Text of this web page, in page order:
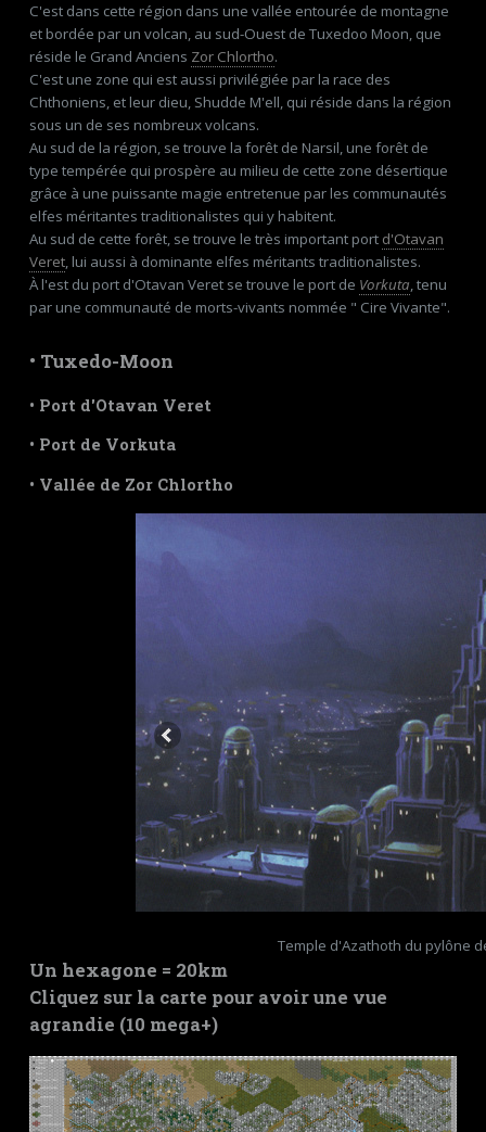
C'est dans cette région dans une vallée entourée de montagne
et bordée par un volcan, au sud-Ouest de Tuxedoo Moon, que
réside le Grand Anciens Zor Chlortho.
C'est une zone qui est aussi privilégiée par la race des
Chthoniens, et leur dieu, Shudde M'ell, qui réside dans la région
sous un de ses nombreux volcans.
Au sud de la région, se trouve la forêt de Narsil, une forêt de
type tempérée qui prospère au milieu de cette zone désertique
grâce à une puissante magie entretenue par les communautés
elfes méritantes traditionalistes qui y habitent.
Au sud de cette forêt, se trouve le très important port d'Otavan
Veret, lui aussi à dominante elfes méritants traditionalistes.
À l'est du port d'Otavan Veret se trouve le port de Vorkuta, tenu
par une communauté de morts-vivants nommée " Cire Vivante".
• Tuxedo-Moon
• Port d'Otavan Veret
• Port de Vorkuta
• Vallée de Zor Chlortho
Temple d'Azathoth du pylône
Un hexagone = 20km
Cliquez sur la carte pour avoir une vue
agrandie (10 mega+)